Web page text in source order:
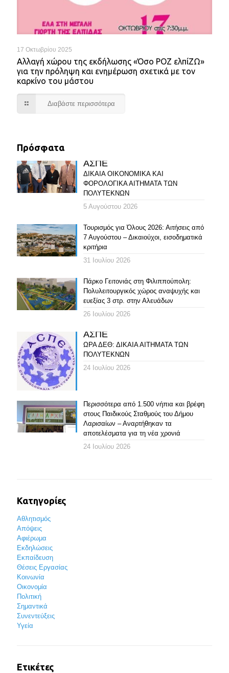
17 Οκτωβρίου 2025
Αλλαγή χώρου της εκδήλωσης «Όσο ΡΟΖ ελπίΖΩ»
για την πρόληψη και ενημέρωση σχετικά με τον
καρκίνο του μάστου
Διαβάστε περισσότερα
Πρόσφατα
ΑΣΠΕ
ΔΙΚΑΙΑ ΟΙΚΟΝΟΜΙΚΑ ΚΑΙ
ΦΟΡΟΛΟΓΙΚΑ ΑΙΤΗΜΑΤΑ ΤΩΝ
ΠΟΛΥΤΕΚΝΩΝ
5 Αυγούστου 2026
Τουρισμός για Όλους 2026: Αιτήσεις από
7 Αυγούστου – Δικαιούχοι, εισοδηματικά
κριτήρια
31 Ιουλίου 2026
Πάρκο Γειτονιάς στη Φιλιππούπολη:
Πολυλειτουργικός χώρος αναψυχής και
ευεξίας 3 στρ. στην Αλευάδων
26 Ιουλίου 2026
ΑΣΠΕ
ΩΡΑ ΔΕΘ: ΔΙΚΑΙΑ ΑΙΤΗΜΑΤΑ ΤΩΝ
ΠΟΛΥΤΕΚΝΩΝ
24 Ιουλίου 2026
Περισσότερα από 1.500 νήπια και βρέφη
στους Παιδικούς Σταθμούς του Δήμου
Λαρισαίων – Αναρτήθηκαν τα
αποτελέσματα για τη νέα χρονιά
24 Ιουλίου 2026
Κατηγορίες
Αθλητισμός
Απόψεις
Αφιέρωμα
Εκδηλώσεις
Εκπαίδευση
Θέσεις Εργασίας
Κοινωνία
Οικονομία
Πολιτική
Σημαντικά
Συνεντεύξεις
Υγεία
Ετικέτες